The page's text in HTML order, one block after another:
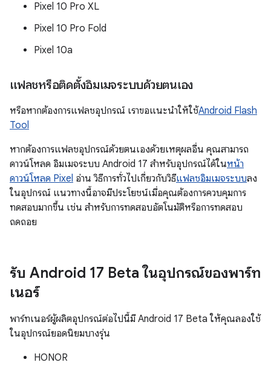
Pixel 10 Pro XL
Pixel 10 Pro Fold
Pixel 10a
แฟลชหรือติดตั้งอิมเมจระบบด้วยตนเอง
หรือหากต้องการแฟลชอุปกรณ์ เราขอแนะนำให้ใช้Android Flash
Tool
หากต้องการแฟลชอุปกรณ์ด้วยตนเองด้วยเหตุผลอื่น คุณสามารถ
ดาวน์โหลด อิมเมจระบบ Android 17 สำหรับอุปกรณ์ได้ในหน้า
ดาวน์โหลด Pixel อ่าน วิธีการทั่วไปเกี่ยวกับวิธีแฟลชอิมเมจระบบลง
ในอุปกรณ์ แนวทางนี้อาจมีประโยชน์เมื่อคุณต้องการควบคุมการ
ทดสอบมากขึ้น เช่น สำหรับการทดสอบอัตโนมัติหรือการทดสอบ
ถดถอย
รับ Android 17 Beta ในอุปกรณ์ของพาร์ท
เนอร์
พาร์ทเนอร์ผู้ผลิตอุปกรณ์ต่อไปนี้มี Android 17 Beta ให้คุณลองใช้
ในอุปกรณ์ยอดนิยมบางรุ่น
HONOR